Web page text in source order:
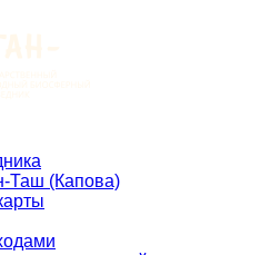
Таш (Капова)